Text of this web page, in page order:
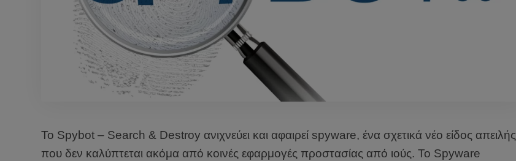
Το Spybot – Search & Destroy ανιχνεύει και αφαιρεί spyware, ένα σχετικά νέο είδος απειλής
που δεν καλύπτεται ακόμα από κοινές εφαρμογές προστασίας από ιούς. Το Spyware